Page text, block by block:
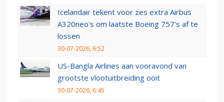
Icelandair tekent voor zes extra Airbus
A320neo's om laatste Boeing 757's af te
lossen
30-07-2026, 6:52
US-Bangla Airlines aan vooravond van
grootste vlootuitbreiding ooit
30-07-2026, 6:45